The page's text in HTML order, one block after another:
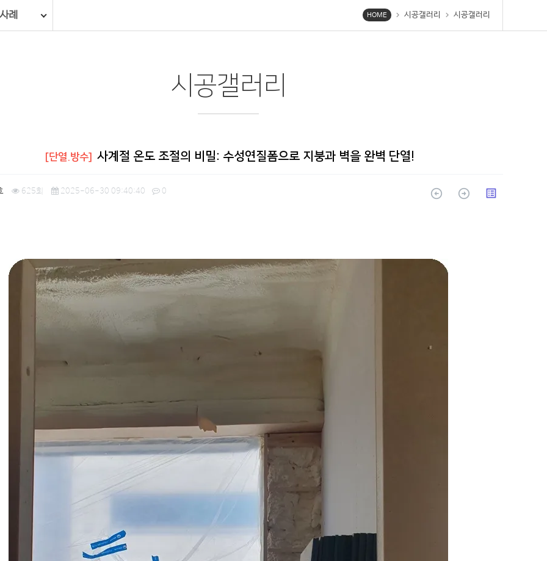
례 HOME chevron_right 시공갤러리 chevron_right 시공갤러리
시공갤러리
[단열.방수] 사계절 온도 조절의 비밀: 수성연질폼으로 지붕과 벽을 완벽 단열!
625회 2025-06-30 09:40:40 0 arrow_circle_up arrow_circle_up list_alt